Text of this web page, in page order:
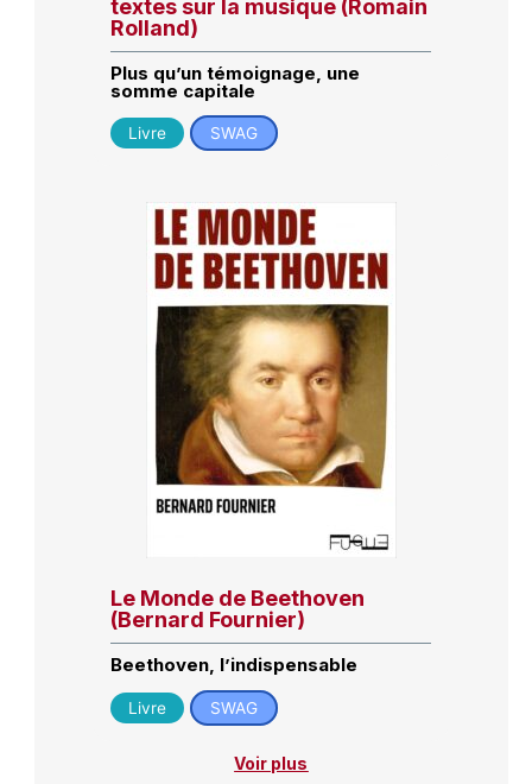
textes sur la musique (Romain
Rolland)
Plus qu’un témoignage, une
somme capitale
Livre SWAG
Le Monde de Beethoven
(Bernard Fournier)
Beethoven, l’indispensable
Livre SWAG
Voir plus